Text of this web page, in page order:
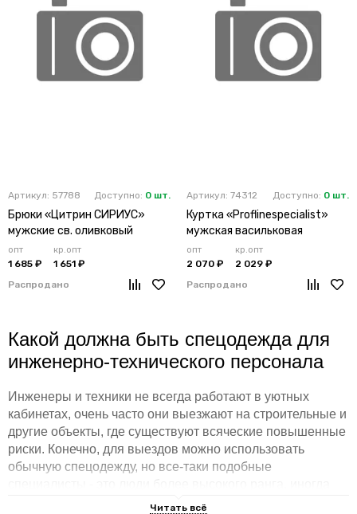
Артикул: 57788 Доступно: 0 шт.
Брюки «Цитрин СИРИУС»
мужские св. оливковый
опт
1 685 ₽
кр.опт
1 651 ₽
Распродано
Артикул: 74312 Доступно: 0 шт.
Куртка «Proflinespecialist»
мужская васильковая
опт
2 070 ₽
кр.опт
2 029 ₽
Распродано
Какой должна быть спецодежда для
инженерно-технического персонала
Инженеры и техники не всегда работают в уютных
кабинетах, очень часто они выезжают на строительные и
другие объекты, где существуют всяческие повышенные
риски. Конечно, для выездов можно использовать
обычную спецодежду, но все-таки подобные
даже представители руководящего звена, они должны